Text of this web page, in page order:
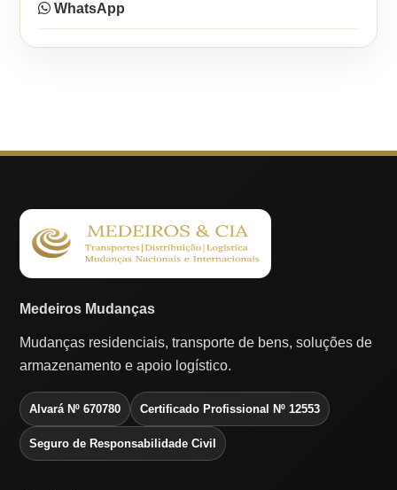
WhatsApp
Medeiros Mudanças
Mudanças residenciais, transporte de bens, soluções de
armazenamento e apoio logístico.
Alvará Nº 670780 Certificado Profissional Nº 12553
Seguro de Responsabilidade Civil